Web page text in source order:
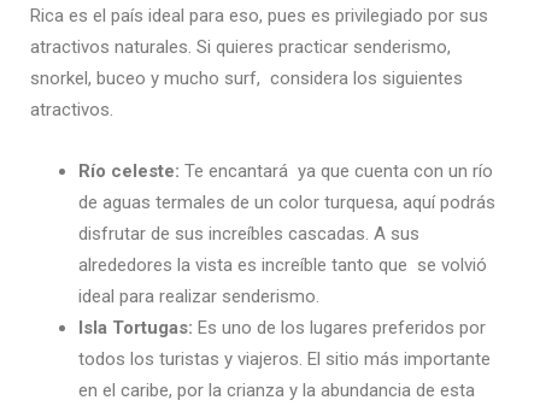
Rica es el país ideal para eso, pues es privilegiado por sus
atractivos naturales. Si quieres practicar senderismo,
snorkel, buceo y mucho surf, considera los siguientes
atractivos.
Río celeste: Te encantará ya que cuenta con un río
de aguas termales de un color turquesa, aquí podrás
disfrutar de sus increíbles cascadas. A sus
alrededores la vista es increíble tanto que se volvió
ideal para realizar senderismo.
Isla Tortugas: Es uno de los lugares preferidos por
todos los turistas y viajeros. El sitio más importante
en el caribe, por la crianza y la abundancia de esta